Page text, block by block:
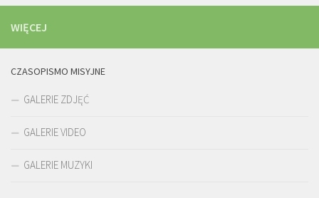
WIĘCEJ
CZASOPISMO MISYJNE
GALERIE ZDJĘĆ
GALERIE VIDEO
GALERIE MUZYKI